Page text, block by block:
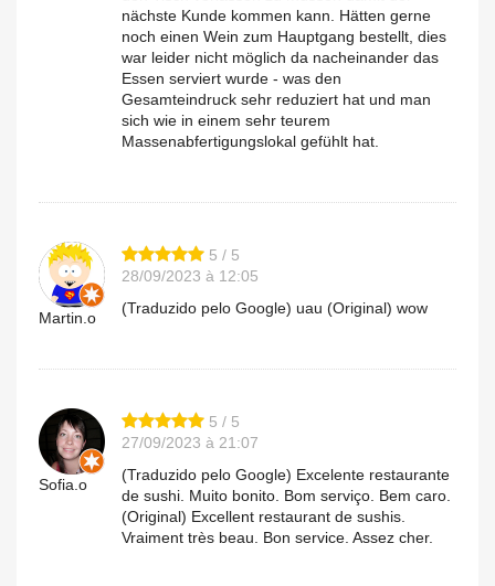
nächste Kunde kommen kann. Hätten gerne
noch einen Wein zum Hauptgang bestellt, dies
war leider nicht möglich da nacheinander das
Essen serviert wurde - was den
Gesamteindruck sehr reduziert hat und man
sich wie in einem sehr teurem
Massenabfertigungslokal gefühlt hat.
Martin.o
5 / 5
28/09/2023 à 12:05
(Traduzido pelo Google) uau (Original) wow
Sofia.o
5 / 5
27/09/2023 à 21:07
(Traduzido pelo Google) Excelente restaurante
de sushi. Muito bonito. Bom serviço. Bem caro.
(Original) Excellent restaurant de sushis.
Vraiment très beau. Bon service. Assez cher.